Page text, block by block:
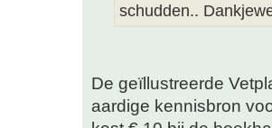
schudden..
De geïllustreerde
aardige kennisbron